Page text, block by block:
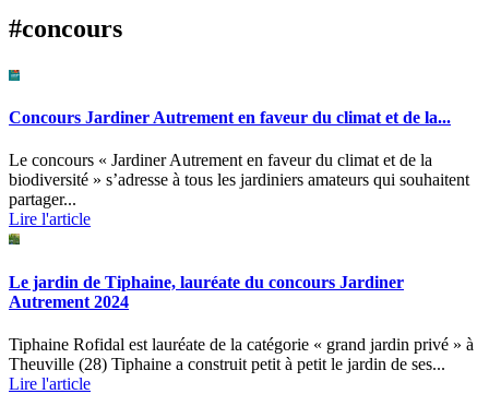
#concours
Concours Jardiner Autrement en faveur du climat et de la...
Le concours « Jardiner Autrement en faveur du climat et de la
biodiversité » s’adresse à tous les jardiniers amateurs qui souhaitent
partager...
Lire l'article
Le jardin de Tiphaine, lauréate du concours Jardiner
Autrement 2024
Tiphaine Rofidal est lauréate de la catégorie « grand jardin privé » à
Theuville (28) Tiphaine a construit petit à petit le jardin de ses...
Lire l'article